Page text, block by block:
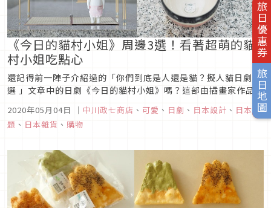
旅日優惠券
旅日地圖
《今日的貓村小姐》周邊3選！看著超萌的貓
村小姐吃點心
還記得前一陣子介紹過的「你們到底是人還是貓？擬人貓日劇3
選 」文章中的日劇《今日的貓村小姐》嗎？這部由插畫家作品改
編而成的作品，因為劇情輕鬆，且片長只有短短幾分鐘，受到了
許多人的喜愛，最近他們也趁著日劇話題，推出了幾樣相關的周
邊，一起來看看吧！《今日的貓村小姐》圖片來源這部日劇講述
2020年05月04日 ｜ 中川政七商店 、 可愛 、 日劇 、 日本設計 、 日本話
題 、 日本雜貨 、 購物